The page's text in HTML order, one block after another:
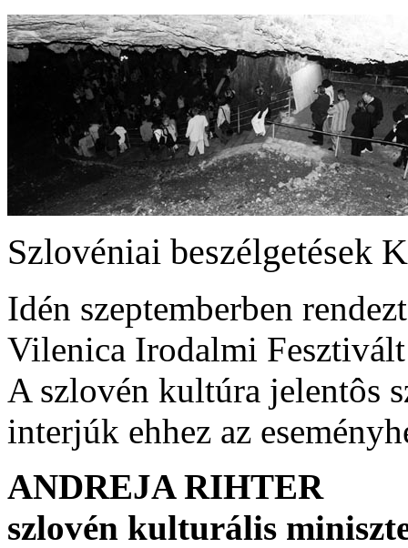
Szlovéniai beszélgetések
Idén szeptemberben
Vilenica Irodalmi
A szlovén kultúra jelentôs
interjúk ehhez az
ANDREJA RIHTER
szlovén kulturális